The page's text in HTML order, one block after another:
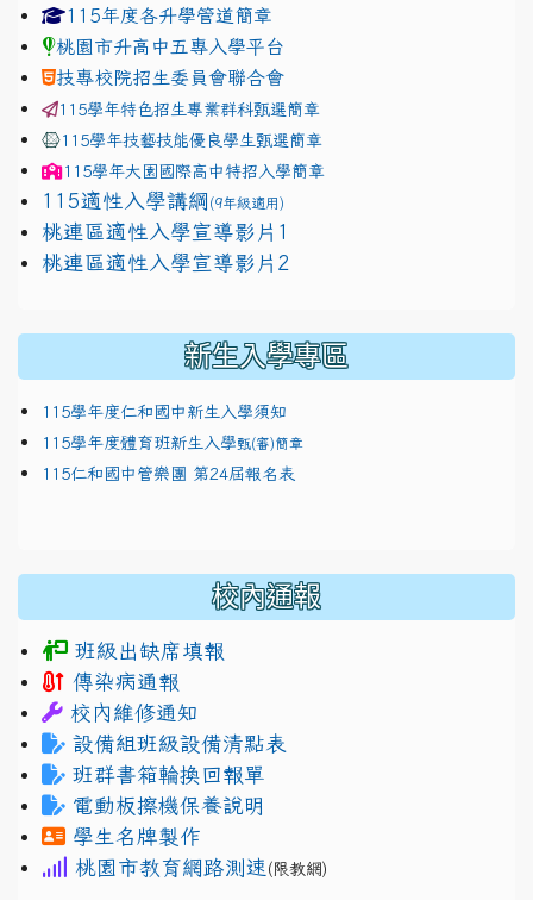
link to https://www.jhjhs.tyc.edu.tw/modules/
115年度各升學管道簡章
桃園市升高中五專入學平台
技專校院招生委員會聯合會
115學年特色招生專業群科甄選簡章
115學年技藝技能優良學生甄選簡章
115學年大園國際高中特招入學簡章
115適性入學講綱 (9年級適用)
link to https://docs.google.com/presentation/d/
桃連區適性入學宣導影片1
link to https://docs.google.com/presentation/d/
桃連區適性入學宣導影片2
新生入學專區
115學年度仁和國中新生入學須知
115學年度體育班新生入學甄(審)簡章
115仁和國中管樂團 第24屆報名表
校內通報
班級出缺席填報
傳染病通報
校內維修通知
設備組班級設備清點表
班群書箱輪換回報單
電動板擦機保養說明
學生名牌製作
桃園市教育網路測速 (限教網)